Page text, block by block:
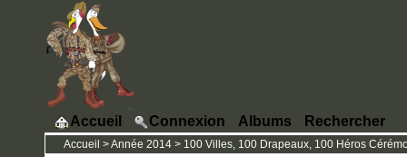
Accueil Connexion Albums Rechercher
Accueil >Année 2014 > 100 Villes, 100 Drapeaux, 100 Héros